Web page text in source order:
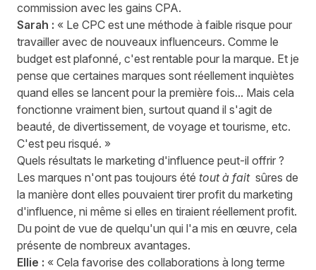
commission avec les gains CPA.
Sarah : « Le CPC est une méthode à faible risque pour
travailler avec de nouveaux influenceurs. Comme le
budget est plafonné, c'est rentable pour la marque. Et je
pense que certaines marques sont réellement inquiètes
quand elles se lancent pour la première fois... Mais cela
fonctionne vraiment bien, surtout quand il s'agit de
beauté, de divertissement, de voyage et tourisme, etc.
C'est peu risqué. »
Quels résultats le marketing d'influence peut-il offrir ?
Les marques n'ont pas toujours été tout à fait sûres de
la manière dont elles pouvaient tirer profit du marketing
d'influence, ni même si elles en tiraient réellement profit.
Du point de vue de quelqu'un qui l'a mis en œuvre, cela
présente de nombreux avantages.
Ellie : « Cela favorise des collaborations à long terme